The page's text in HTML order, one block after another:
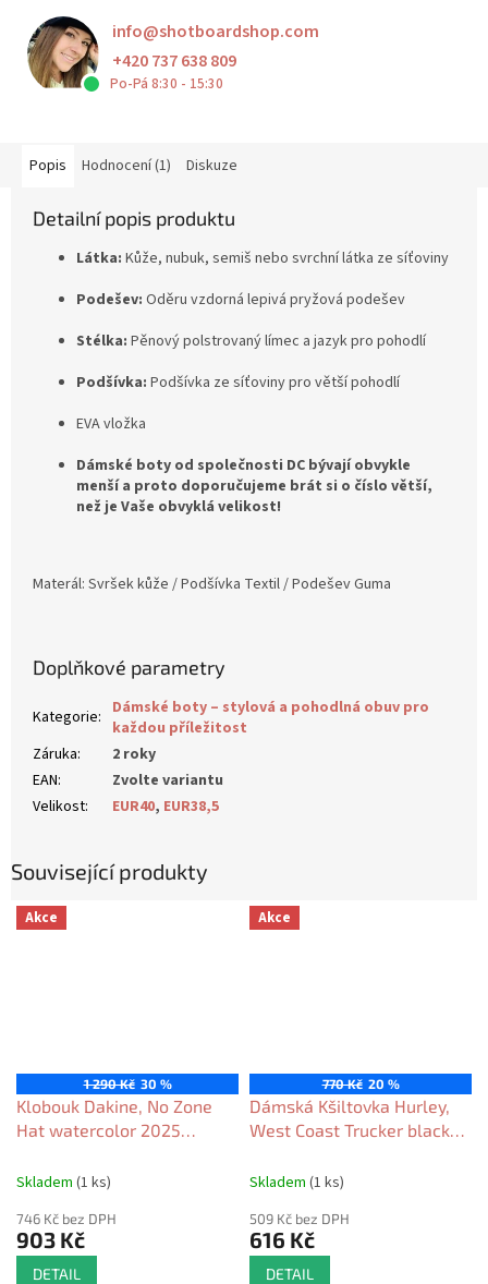
info@shotboardshop.com
+420 737 638 809
Po-Pá 8:30 - 15:30
Popis Hodnocení (1) Diskuze
Detailní popis produktu
Látka: Kůže, nubuk, semiš nebo svrchní látka ze síťoviny
Podešev: Oděru vzdorná lepivá pryžová podešev
Stélka: Pěnový polstrovaný límec a jazyk pro pohodlí
Podšívka: Podšívka ze síťoviny pro větší pohodlí
EVA vložka
Dámské boty od společnosti DC bývají obvykle
menší a proto doporučujeme brát si o číslo větší,
než je Vaše obvyklá velikost!
Materál: Svršek kůže / Podšívka Textil / Podešev Guma
Doplňkové parametry
Kategorie: Dámské boty – stylová a pohodlná obuv pro
každou příležitost
Záruka:
2 roky
EAN:
Zvolte variantu
Velikost: EUR40, EUR38,5
Související produkty
Akce
1 290 Kč 30 %
Klobouk Dakine, No Zone
Hat watercolor 2025
Skladem (1 ks)
746 Kč bez DPH
903 Kč
DETAIL
Akce
770 Kč 20 %
Dámská Kšiltovka Hurley,
West Coast Trucker black
Skladem (1 ks)
509 Kč bez DPH
616 Kč
DETAIL